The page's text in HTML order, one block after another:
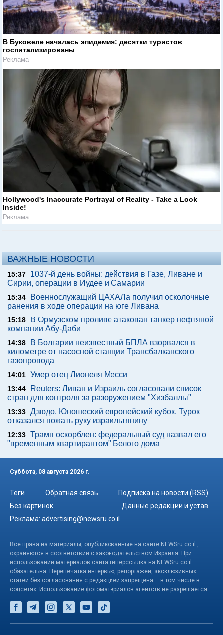
В Буковеле началась эпидемия: десятки туристов
госпитализированы
Реклама
Hollywood's Inaccurate Portrayal of Reality - Take a Look
Inside!
Реклама
ВАЖНЫЕ НОВОСТИ
15:37
1037-й день войны: действия в Газе, Ливане и
Сирии, операции в Иудее и Самарии
15:34
Военнослужащий ЦАХАЛа получил осколочные
ранения в ходе операции на юге Ливана
15:18
В Ормузском проливе атакован танкер нефтяной
компании Абу-Даби
14:38
В Болгарии неизвестный БПЛА взорвался в
километре от насосной станции Трансбалканского
газопровода
14:01 Умер отец Лионеля Месси
13:44
Reuters: Ливан и Израиль согласовали список
стран для контроля за разоружением "Хизбаллы"
13:33 Дзюдо. Юношеский европейский кубок. Турок
отказался пожать руку израильтянину
12:33 Трамп оскорблен: федеральный суд назвал его
"временным квартирантом" Белого дома
Суббота, 08 августа 2026 г.
Теги Обратная связь
Подписка на новости (RSS)
Без картинок
Данные редакции и устав
Реклама: advertising@newsru.co.il
Все права на материалы, опубликованные на сайте NEWSru.co.il ,
охраняются в соответствии с законодательством Израиля. При
использовании материалов сайта гиперссылка на NEWSru.co.il
обязательна. Перепечатка интервью, репортажей, эксклюзивных
статей без согласования с редакцией запрещена – в том числе в
соцсетях. Использование фотоматериалов агентств не разрешается.